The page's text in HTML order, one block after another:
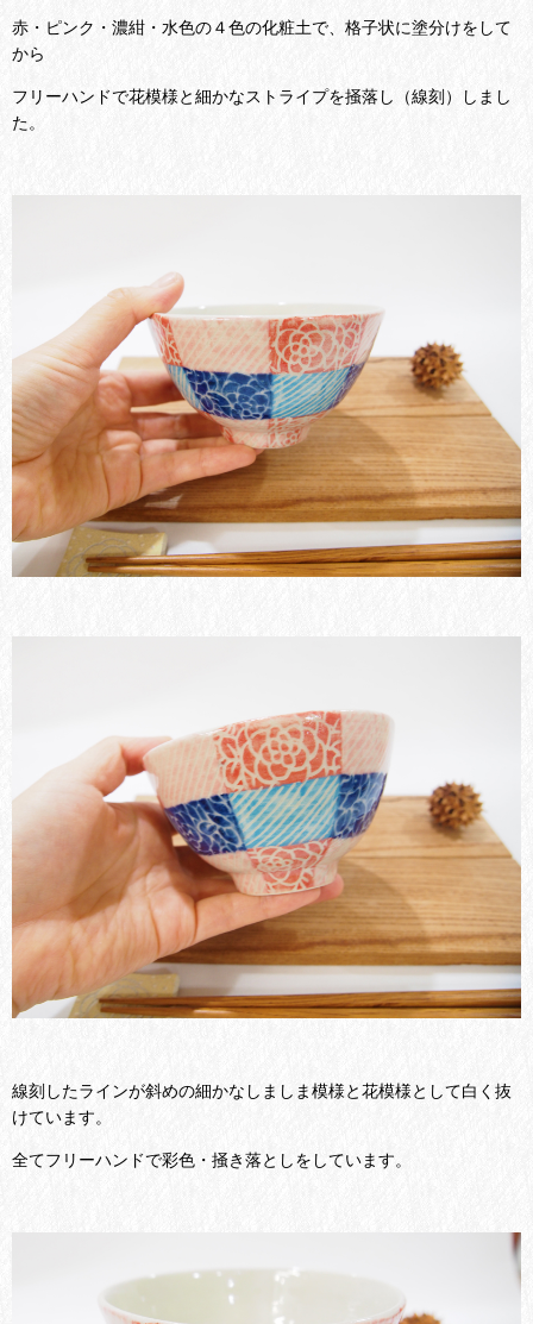
赤・ピンク・濃紺・水色の４色の化粧土で、格子状に塗分けをして
から
フリーハンドで花模様と細かなストライプを掻落し（線刻）しまし
た。
線刻したラインが斜めの細かなしましま模様と花模様として白く抜
けています。
全てフリーハンドで彩色・掻き落としをしています。